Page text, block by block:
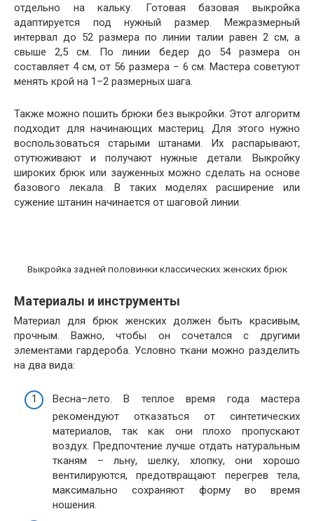
отдельно на кальку. Готовая базовая выкройка
адаптируется под нужный размер. Межразмерный
интервал до 52 размера по линии талии равен 2 см, а
свыше 2,5 см. По линии бедер до 54 размера он
составляет 4 см, от 56 размера − 6 см. Мастера советуют
менять крой на 1–2 размерных шага.
Также можно пошить брюки без выкройки. Этот алгоритм
подходит для начинающих мастериц. Для этого нужно
воспользоваться старыми штанами. Их распарывают,
отутюживают и получают нужные детали. Выкройку
широких брюк или зауженных можно сделать на основе
базового лекала. В таких моделях расширение или
сужение штанин начинается от шаговой линии.
Выкройка задней половинки классических женских брюк
Материалы и инструменты
Материал для брюк женских должен быть красивым,
прочным. Важно, чтобы он сочетался с другими
элементами гардероба. Условно ткани можно разделить
на два вида:
Весна–лето. В теплое время года мастера
рекомендуют отказаться от синтетических
материалов, так как они плохо пропускают
воздух. Предпочтение лучше отдать натуральным
тканям – льну, шелку, хлопку, они хорошо
вентилируются, предотвращают перегрев тела,
максимально сохраняют форму во время
ношения.